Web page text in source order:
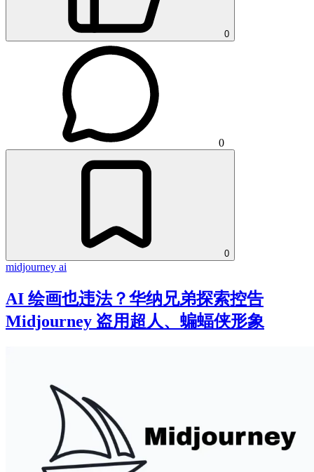
0
0
0
midjourney ai
AI 绘画也违法？华纳兄弟探索控告
Midjourney 盗用超人、蝙蝠侠形象